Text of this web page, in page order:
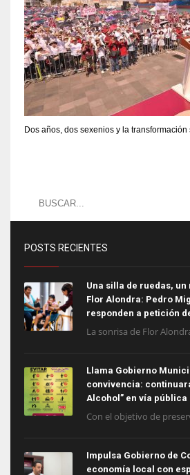
Dos años, dos sexenios y la
POSTS RECIENTES
Una silla de ruedas, un
Flor Alondra: Pedro
responden a petición
La sonrisa de Flor
Llama Gobierno
convivencia:
Alcohol” en vía pública
Con el objetivo de
Impulsa Gobierno de
economía local con